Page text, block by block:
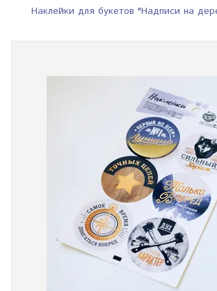
Наклейки для букетов "Надписи на